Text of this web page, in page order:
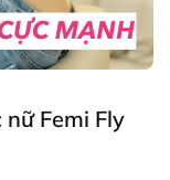
Femi Fly